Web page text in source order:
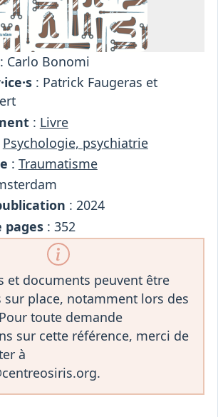
Carlo Bonomi
: Patrick Faugeras et
: Livre
Psychologie, psychiatrie
: Traumatisme
: 2024
pages: 352
et documents peuvent être
sur place, notamment lors des
toute demande
sur cette référence, merci de
à